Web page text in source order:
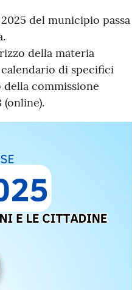
del municipio passa
della materia
di specifici
commissione